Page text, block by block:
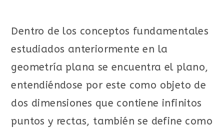
Dentro de los conceptos fundamentales
estudiados anteriormente en la
geometría plana se encuentra el plano,
entendiéndose por este como objeto de
dos dimensiones que contiene infinitos
puntos y rectas, también se define como